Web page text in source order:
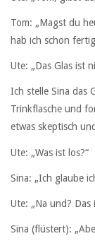
Tom: „Magst du
hab ich schon
Ute: „Das Glas ist
Ich stelle Sina das
Trinkflasche und
etwas skeptisch
Ute: „Was ist los?“
Sina: „Ich glaube
Ute: „Na und? Das
Sina (flüstert):